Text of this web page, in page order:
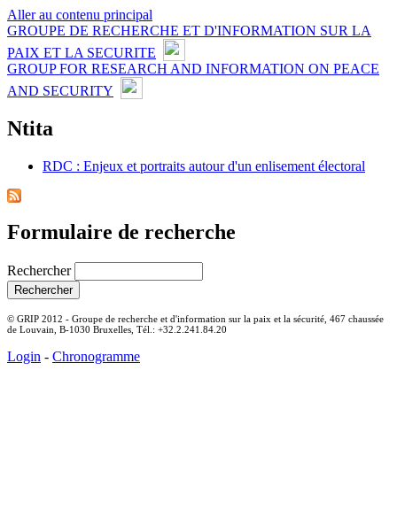
Aller au contenu principal
GROUPE DE RECHERCHE ET D'INFORMATION SUR LA
PAIX ET LA SECURITE
GROUP FOR RESEARCH AND INFORMATION ON PEACE
AND SECURITY
Ntita
RDC : Enjeux et portraits autour d'un enlisement électoral
Formulaire de recherche
Rechercher
© GRIP 2012 - Groupe de recherche et d'information sur la paix et la sécurité, 467 chaussée
de Louvain, B-1030 Bruxelles, Tél.: +32.2.241.84.20
Login - Chronogramme